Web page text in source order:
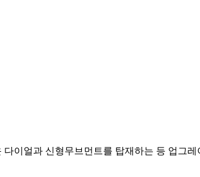
이얼과 신형무브먼트를 탑재하는 등 업그레